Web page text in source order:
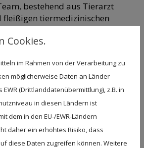
bestehend aus Tierarzt
fleißigen tiermedizinischen
veranstaltungen teil. So
Ihrem Tier mit größter
Wert legen wir auf die
und
.
und Abrechnung
Gebührenverordnung für
Sie in bar oder mit EC-Karte
Cookies.
im Rahmen von der Verarbeitung zu
möglicherweise Daten an Länder
(Drittlanddatenübermittlung), z.B. in
in diesen Ländern ist
dem in den EU-/EWR-Ländern
daher ein erhöhtes Risiko, dass
diese Daten zugreifen können. Weitere